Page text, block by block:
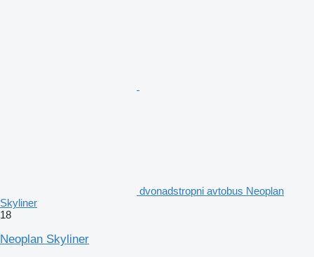
dvonadstropni avtobus Neoplan
Skyliner
18
Neoplan Skyliner